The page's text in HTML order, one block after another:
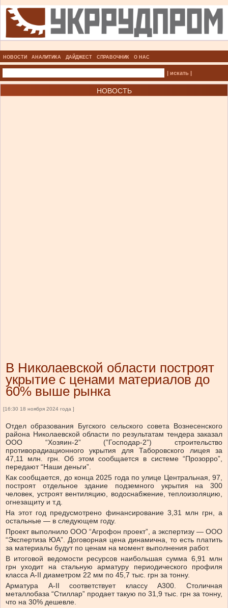
НОВОСТИ АНАЛИТИКА ДАЙДЖЕСТ СПРАВОЧНИК О НАС
| искать |
НОВОСТЬ
В Николаевской области построят
укрытие с ценами материалов до
60% выше рынка
[16:30 18 ноября 2024 года ]
Отдел образования Бугского сельского совета Вознесенского
района Николаевской области по результатам тендера заказал
ООО “Хозяин-2” (”Господар-2”) строительство
противорадиационного укрытия для Таборовского лицея за
47,11 млн. грн. Об этом сообщается в системе “Прозорро”,
передают “Наши деньги”.
Как сообщается, до конца 2025 года по улице Центральная, 97,
построят отдельное здание подземного укрытия на 300
человек, устроят вентиляцию, водоснабжение, теплоизоляцию,
огнезащиту и т.д.
На этот год предусмотрено финансирование 3,31 млн грн, а
остальные — в следующем году.
Проект выполнило ООО “Агрофон проект”, а экспертизу — ООО
“Экспертиза ЮА”. Договорная цена динамична, то есть платить
за материалы будут по ценам на момент выполнения работ.
В итоговой ведомости ресурсов наибольшая сумма 6,91 млн
грн уходит на стальную арматуру периодического профиля
класса А-II диаметром 22 мм по 45,7 тыс. грн за тонну.
Арматура А-II соответствует классу А300. Столичная
металлобаза “Стиллар” продает такую ​​по 31,9 тыс. грн за тонну,
что на 30% дешевле.